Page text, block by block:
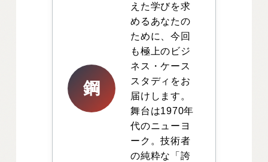
鋼
えた学びを求
めるあなたの
ために、今回
も極上のビジ
ネス・ケース
スタディをお
届けします。
舞台は1970年
代のニューヨ
ーク。技術者
の純粋な「誇